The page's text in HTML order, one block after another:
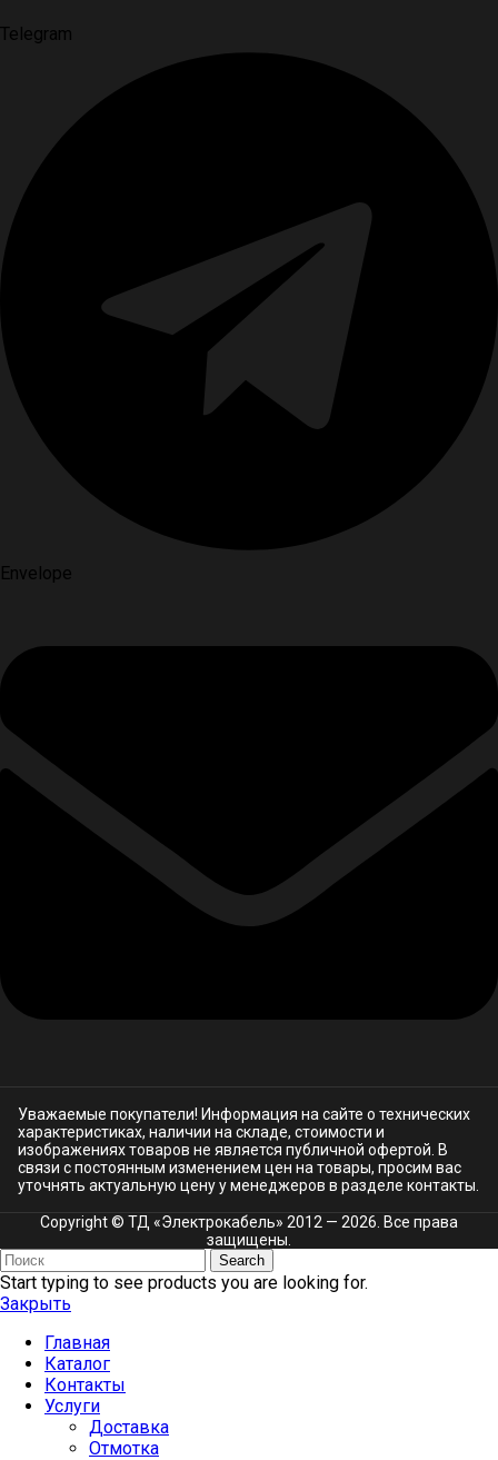
Telegram
Envelope
Уважаемые покупатели! Информация на сайте о технических
характеристиках, наличии на складе, стоимости и
изображениях товаров не является публичной офертой. В
связи с постоянным изменением цен на товары, просим вас
уточнять актуальную цену у менеджеров в разделе контакты.
Copyright © ТД «Электрокабель»​ 2012 — 2026. Все права
защищены.
Search
Start typing to see products you are looking for.
Закрыть
Главная
Каталог
Контакты
Услуги
Доставка
Отмотка